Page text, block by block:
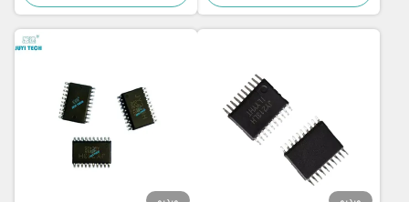
موتور BLDC